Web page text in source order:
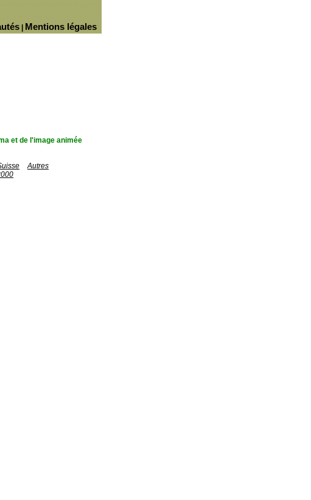
Mentions légales
et de l'image animée
Autres